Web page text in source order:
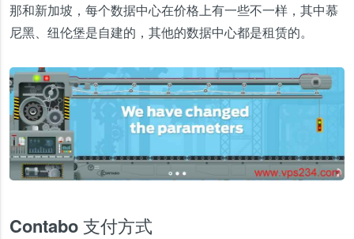
那和新加坡，每个数据中心在价格上有一些不一样，其中慕
尼黑、纽伦堡是自建的，其他的数据中心都是租赁的。
Contabo 支付方式